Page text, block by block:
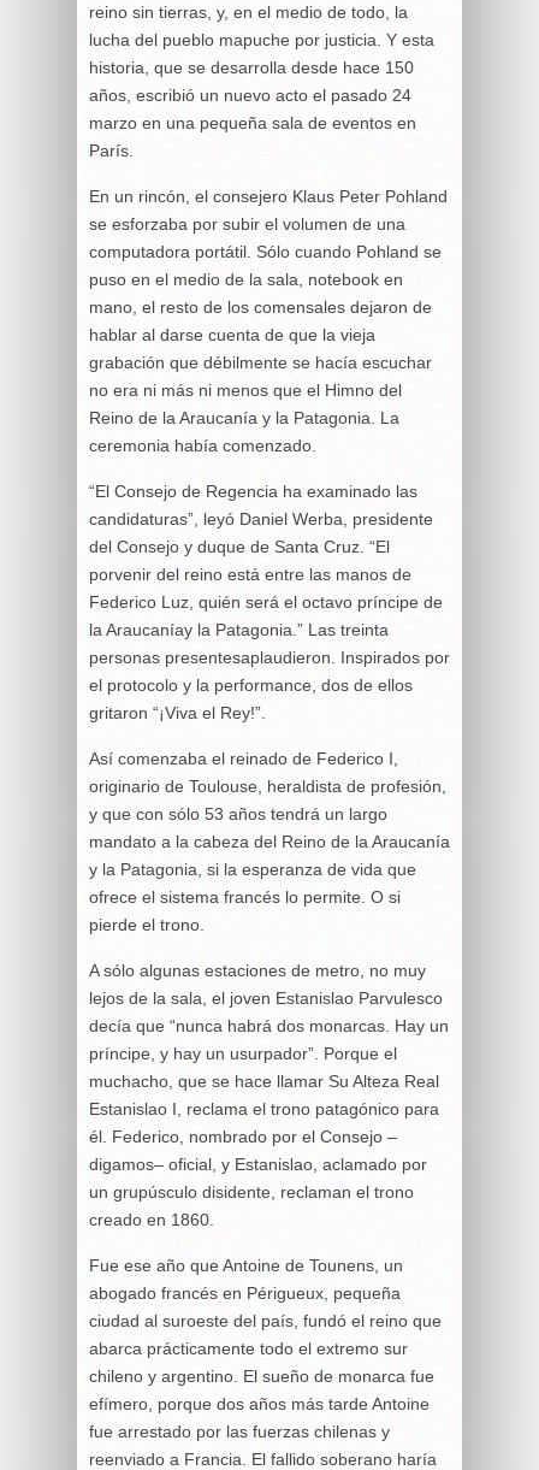
reino sin tierras, y, en el medio de todo, la
lucha del pueblo mapuche por justicia. Y esta
historia, que se desarrolla desde hace 150
años, escribió un nuevo acto el pasado 24
marzo en una pequeña sala de eventos en
París.
En un rincón, el consejero Klaus Peter Pohland
se esforzaba por subir el volumen de una
computadora portátil. Sólo cuando Pohland se
puso en el medio de la sala, notebook en
mano, el resto de los comensales dejaron de
hablar al darse cuenta de que la vieja
grabación que débilmente se hacía escuchar
no era ni más ni menos que el Himno del
Reino de la Araucanía y la Patagonia. La
ceremonia había comenzado.
“El Consejo de Regencia ha examinado las
candidaturas”, leyó Daniel Werba, presidente
del Consejo y duque de Santa Cruz. “El
porvenir del reino está entre las manos de
Federico Luz, quién será el octavo príncipe de
la Araucaníay la Patagonia.” Las treinta
personas presentesaplaudieron. Inspirados por
el protocolo y la performance, dos de ellos
gritaron “¡Viva el Rey!”.
Así comenzaba el reinado de Federico I,
originario de Toulouse, heraldista de profesión,
y que con sólo 53 años tendrá un largo
mandato a la cabeza del Reino de la Araucanía
y la Patagonia, si la esperanza de vida que
ofrece el sistema francés lo permite. O si
pierde el trono.
A sólo algunas estaciones de metro, no muy
lejos de la sala, el joven Estanislao Parvulesco
decía que “nunca habrá dos monarcas. Hay un
príncipe, y hay un usurpador”. Porque el
muchacho, que se hace llamar Su Alteza Real
Estanislao I, reclama el trono patagónico para
él. Federico, nombrado por el Consejo –
digamos– oficial, y Estanislao, aclamado por
un grupúsculo disidente, reclaman el trono
creado en 1860.
Fue ese año que Antoine de Tounens, un
abogado francés en Périgueux, pequeña
ciudad al suroeste del país, fundó el reino que
abarca prácticamente todo el extremo sur
chileno y argentino. El sueño de monarca fue
efímero, porque dos años más tarde Antoine
fue arrestado por las fuerzas chilenas y
reenviado a Francia. El fallido soberano haría